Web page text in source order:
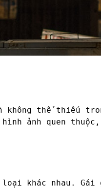
không thể thiếu
ảnh quen
khác nhau. Gái